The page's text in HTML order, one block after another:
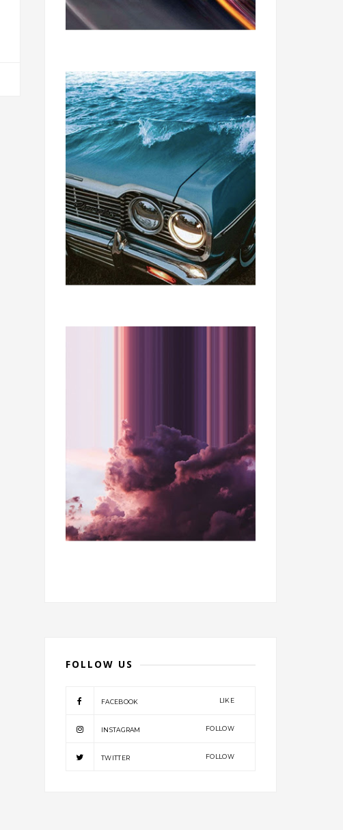
FOLLOW US
FACEBOOK LIKE
INSTAGRAM FOLLOW
TWITTER FOLLOW